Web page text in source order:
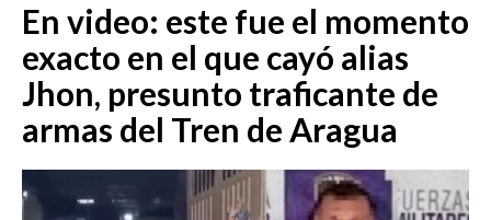
EMISIÓN 12:30 PM
EMISIÓN 7:00 PM
EMISIÓN 11:30 PM
En video: este fue el momento
exacto en el que cayó alias
Jhon, presunto traficante de
armas del Tren de Aragua